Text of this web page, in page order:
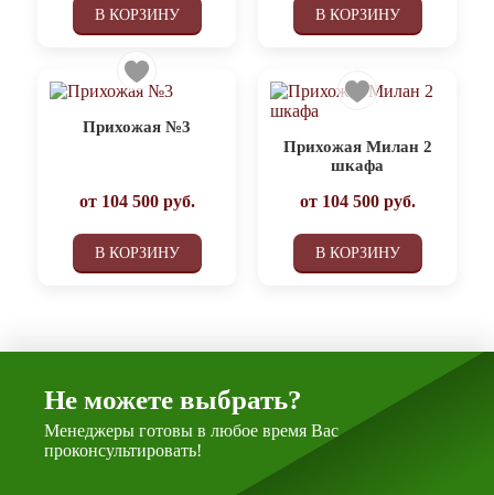
В КОРЗИНУ В КОРЗИНУ
Прихожая №3
от 104 500руб.
В КОРЗИНУ
Прихожая Милан 2
шкафа
от 104 500руб.
В КОРЗИНУ
Не можете выбрать?
Менеджеры готовы в любое время Вас
проконсультировать!